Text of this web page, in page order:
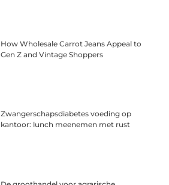
How Wholesale Carrot Jeans Appeal to
Gen Z and Vintage Shoppers
Zwangerschapsdiabetes voeding op
kantoor: lunch meenemen met rust